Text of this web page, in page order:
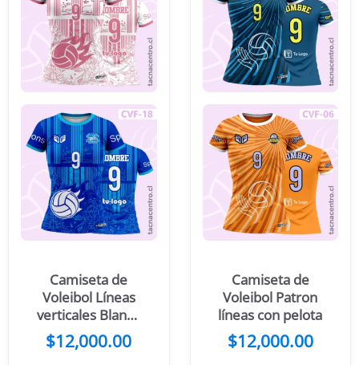
Camiseta de
Voleibol Líneas
verticales Blanco
Rosado
$12,000.00
Camiseta de
Voleibol Patron
líneas con pelota
$12,000.00